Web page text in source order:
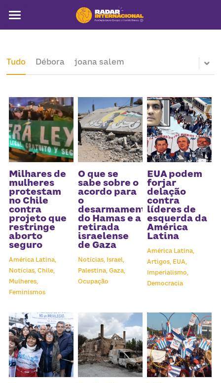
Colunistas
Notícias
Artigos
Pega a visão
Busca
Receba atualizações
Tudo Débora joana salem
Milhares de
mulheres
protestam
no Chile
contra
projeto que
restringe
aborto
seguro
América Latina,
Notícias, Chile,
Mulheres,
Feminismos
O que se
sabe sobre o
acordo para
o
desarmamento
do Hamas e a
retirada
israelense
de Gaza
Notícias, Israel,
Palestina, Gaza,
Ocupação
EUA podem
forjar
delação
contra
líderes de
esquerda da
América
Latina
América Latina,
Artigos, EUA,
Imperialismo,
Democracia